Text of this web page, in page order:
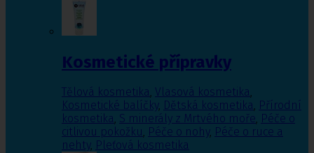
Kosmetické přípravky
Tělová kosmetika, Vlasová kosmetika,
Kosmetické balíčky, Dětská kosmetika, Přírodní
kosmetika, S minerály z Mrtvého moře, Péče o
citlivou pokožku, Péče o nohy, Péče o ruce a
nehty, Pleťová kosmetika